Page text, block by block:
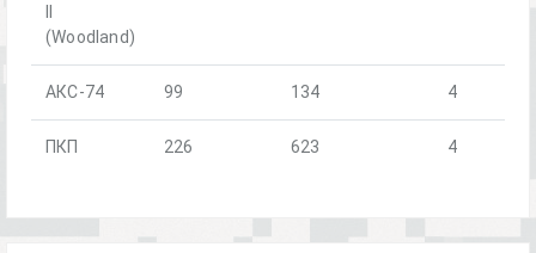
II
(Woodland)
АКС-74 99 134 4
ПКП 226 623 4